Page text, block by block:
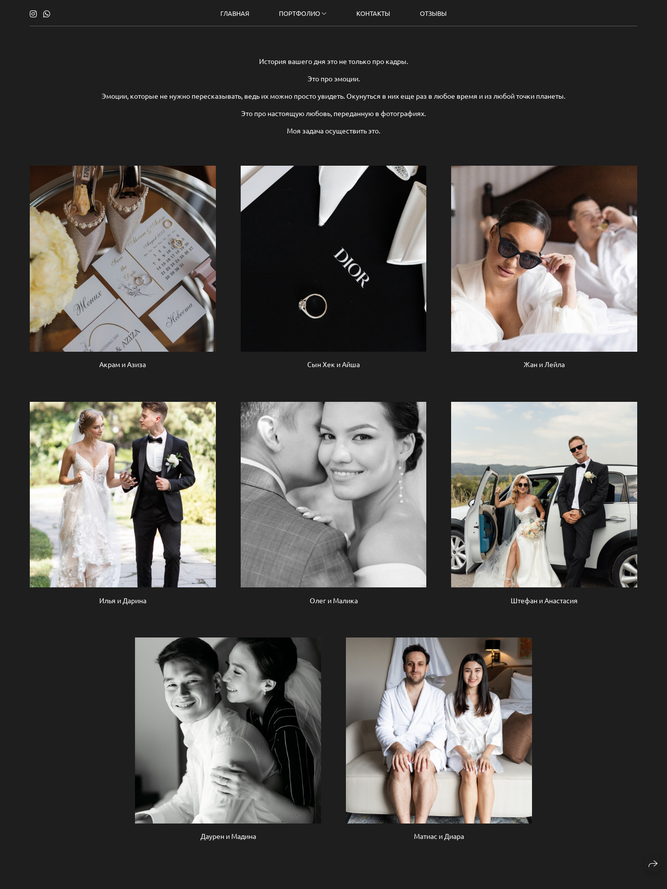
ГЛАВНАЯ ПОРТФОЛИО КОНТАКТЫ ОТЗЫВЫ
История вашего дня это не только про кадры.
Это про эмоции.
Эмоции, которые не нужно пересказывать, ведь их можно просто увидеть. Окунуться в них еще раз в любое время и из любой точки планеты.
Это про настоящую любовь, переданную в фотографиях.
Моя задача осуществить это.
Акрам и Азиза Сын Хек и Айша Жан и Лейла
Илья и Дарина Олег и Малика Штефан и Анастасия
Даурен и Мадина Матиас и Диара